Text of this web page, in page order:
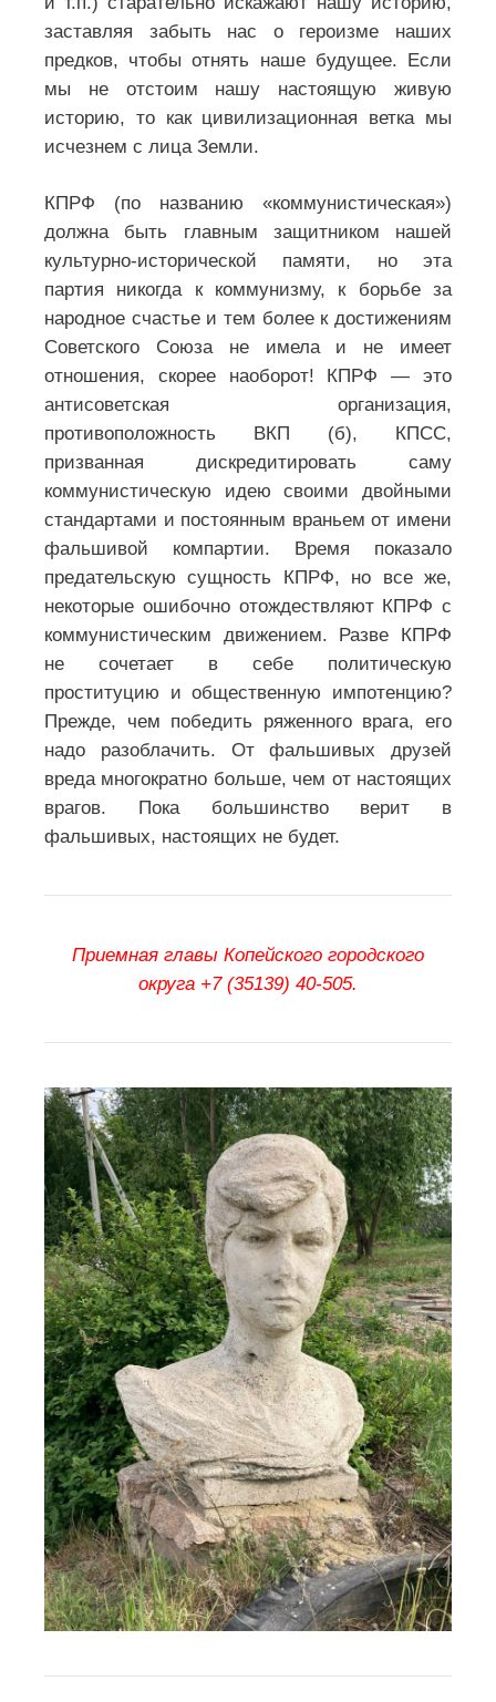
заставляя забыть нас о героизме наших
предков, чтобы отнять наше будущее. Если
мы не отстоим нашу настоящую живую
историю, то как цивилизационная ветка мы
исчезнем с лица Земли.
КПРФ (по названию «коммунистическая»)
должна быть главным защитником нашей
культурно-исторической памяти, но эта
партия никогда к коммунизму, к борьбе за
народное счастье и тем более к достижениям
Советского Союза не имела и не имеет
отношения, скорее наоборот! КПРФ — это
антисоветская организация,
противоположность ВКП (б), КПСС,
призванная дискредитировать саму
коммунистическую идею своими двойными
стандартами и постоянным враньем от имени
фальшивой компартии. Время показало
предательскую сущность КПРФ, но все же,
некоторые ошибочно отождествляют КПРФ с
коммунистическим движением. Разве КПРФ
не сочетает в себе политическую
проституцию и общественную импотенцию?
Прежде, чем победить ряженного врага, его
надо разоблачить. От фальшивых друзей
вреда многократно больше, чем от настоящих
врагов.
Пока большинство верит в
фальшивых, настоящих не будет.
Приемная главы Копейского городского
округа +7 (35139) 40-505.